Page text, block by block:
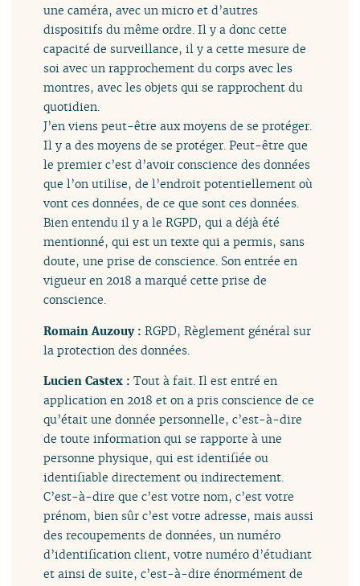
une caméra, avec un micro et d’autres
dispositifs du même ordre. Il y a donc cette
capacité de surveillance, il y a cette mesure de
soi avec un rapprochement du corps avec les
montres, avec les objets qui se rapprochent du
quotidien.
J’en viens peut-être aux moyens de se protéger.
Il y a des moyens de se protéger. Peut-être que
le premier c’est d’avoir conscience des données
que l’on utilise, de l’endroit potentiellement où
vont ces données, de ce que sont ces données.
Bien entendu il y a le RGPD, qui a déjà été
mentionné, qui est un texte qui a permis, sans
doute, une prise de conscience. Son entrée en
vigueur en 2018 a marqué cette prise de
conscience.
Romain Auzouy :RGPD, Règlement général sur
la protection des données.
Lucien Castex :Tout à fait. Il est entré en
application en 2018 et on a pris conscience de ce
qu’était une donnée personnelle, c’est-à-dire
de toute information qui se rapporte à une
personne physique, qui est identifiée ou
identifiable directement ou indirectement.
C’est-à-dire que c’est votre nom, c’est votre
prénom, bien sûr c’est votre adresse, mais aussi
des recoupements de données, un numéro
d’identification client, votre numéro d’étudiant
et ainsi de suite, c’est-à-dire énormément de